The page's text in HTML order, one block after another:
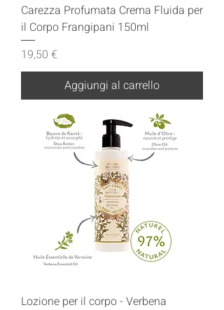
Carezza Profumata Crema Fluida per
il Corpo Frangipani 150ml
Prezzo
19,50 €
Aggiungi al carrello
Lozione per il corpo - Verbena